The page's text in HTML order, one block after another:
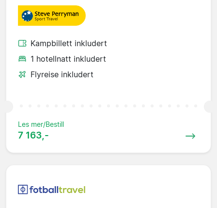
Kampbillett inkludert
1 hotellnatt inkludert
Flyreise inkludert
Les mer/Bestill
7 163,-